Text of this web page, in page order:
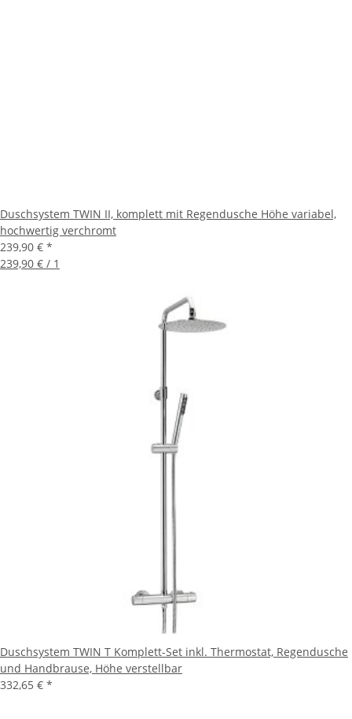
Duschsystem TWIN II, komplett mit Regendusche Höhe variabel,
hochwertig verchromt
239,90 € *
239,90 € / 1
Duschsystem TWIN T Komplett-Set inkl. Thermostat, Regendusche
und Handbrause, Höhe verstellbar
332,65 € *